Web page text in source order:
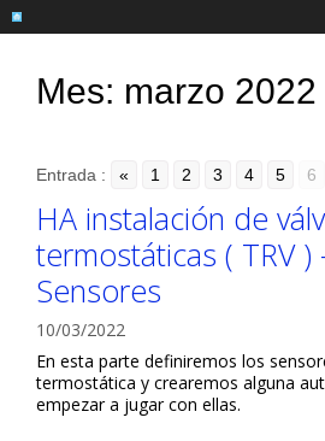
Saltar
al
Mes: marzo 2022
Entrada : « 1 2 3 4 5 6
HA instalación de
termostáticas ( TRV )
Sensores
10/03/2022
En esta parte definiremos los
termostática y crearemos alguna
empezar a jugar con ellas.